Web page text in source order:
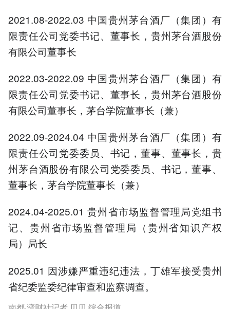
2021.08-2022.03 中国贵州茅台酒厂（集团）有
限责任公司党委书记、董事长，贵州茅台酒股份
有限公司董事长
2022.03-2022.09 中国贵州茅台酒厂（集团）有
限责任公司党委书记、董事长，贵州茅台酒股份
有限公司董事长，茅台学院董事长（兼）
2022.09-2024.04 中国贵州茅台酒厂（集团）有
限责任公司党委委员、书记，董事、董事长，贵
州茅台酒股份有限公司党委委员、书记，董事、
董事长，茅台学院董事长（兼）
2024.04-2025.01 贵州省市场监督管理局党组书
记、贵州省市场监督管理局（贵州省知识产权
局）局长
2025.01 因涉嫌严重违纪违法，丁雄军接受贵州
省纪委监委纪律审查和监察调查。